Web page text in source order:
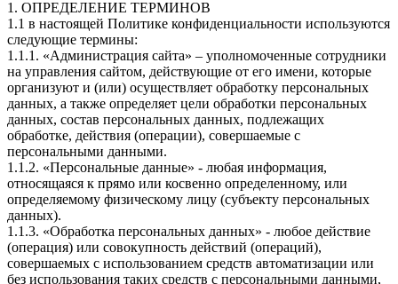
1. ОПРЕДЕЛЕНИЕ ТЕРМИНОВ
1.1 в настоящей Политике конфиденциальности используются
следующие термины:
1.1.1. «Администрация сайта» – уполномоченные сотрудники
на управления сайтом, действующие от его имени, которые
организуют и (или) осуществляет обработку персональных
данных, а также определяет цели обработки персональных
данных, состав персональных данных, подлежащих
обработке, действия (операции), совершаемые с
персональными данными.
1.1.2. «Персональные данные» - любая информация,
относящаяся к прямо или косвенно определенному, или
определяемому физическому лицу (субъекту персональных
данных).
1.1.3. «Обработка персональных данных» - любое действие
(операция) или совокупность действий (операций),
совершаемых с использованием средств автоматизации или
без использования таких средств с персональными данными,